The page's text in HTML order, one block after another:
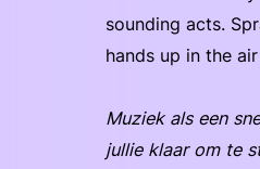
sounding acts.
hands up in the
Muziek als een
jullie klaar om te